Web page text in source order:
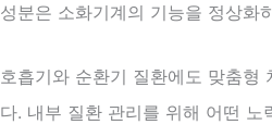
성분은 소화기계의 기능을 정상화
호흡기와 순환기 질환에도 맞춤형
다. 내부 질환 관리를 위해 어떤 노